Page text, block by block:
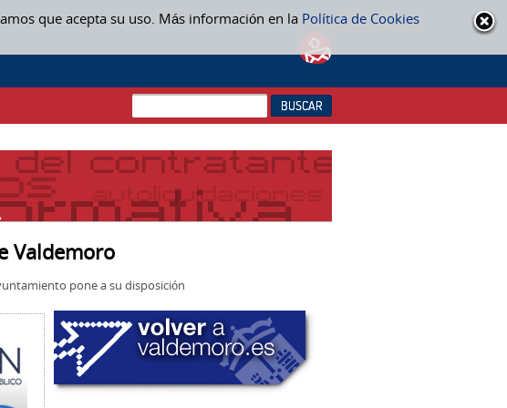
que acepta su uso. Más información en la Política de Cookies
Valdemoro
pone a su disposición